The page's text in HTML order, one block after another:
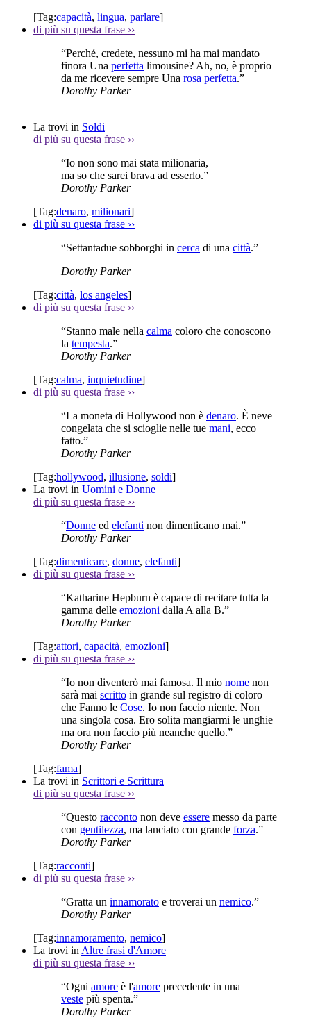
[Tag:capacità, lingua, parlare]
di più su questa frase ››
“Perché, credete, nessuno mi ha mai mandato
finora Una perfetta limousine? Ah, no, è proprio
da me ricevere sempre Una rosa perfetta.”
Dorothy Parker
La trovi in Soldi
di più su questa frase ››
“Io non sono mai stata milionaria,
ma so che sarei brava ad esserlo.”
Dorothy Parker
[Tag:denaro, milionari]
di più su questa frase ››
“Settantadue sobborghi in cerca di una città.”
Dorothy Parker
[Tag:città, los angeles]
di più su questa frase ››
“Stanno male nella calma coloro che conoscono
la tempesta.”
Dorothy Parker
[Tag:calma, inquietudine]
di più su questa frase ››
“La moneta di Hollywood non è denaro. È neve
congelata che si scioglie nelle tue mani, ecco
fatto.”
Dorothy Parker
[Tag:hollywood, illusione, soldi]
La trovi in Uomini e Donne
di più su questa frase ››
“Donne ed elefanti non dimenticano mai.”
Dorothy Parker
[Tag:dimenticare, donne, elefanti]
di più su questa frase ››
“Katharine Hepburn è capace di recitare tutta la
gamma delle emozioni dalla A alla B.”
Dorothy Parker
[Tag:attori, capacità, emozioni]
di più su questa frase ››
“Io non diventerò mai famosa. Il mio nome non
sarà mai scritto in grande sul registro di coloro
che Fanno le Cose. Io non faccio niente. Non
una singola cosa. Ero solita mangiarmi le unghie
ma ora non faccio più neanche quello.”
Dorothy Parker
[Tag:fama]
La trovi in Scrittori e Scrittura
di più su questa frase ››
“Questo racconto non deve essere messo da parte
con gentilezza, ma lanciato con grande forza.”
Dorothy Parker
[Tag:racconti]
di più su questa frase ››
“Gratta un innamorato e troverai un nemico.”
Dorothy Parker
[Tag:innamoramento, nemico]
La trovi in Altre frasi d'Amore
di più su questa frase ››
“Ogni amore è l'amore precedente in una
veste più spenta.”
Dorothy Parker